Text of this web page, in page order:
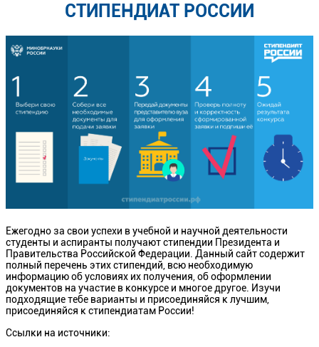
СТИПЕНДИАТ РОССИИ
Ежегодно за свои успехи в учебной и научной деятельности
студенты и аспиранты получают стипендии Президента и
Правительства Российской Федерации. Данный сайт содержит
полный перечень этих стипендий, всю необходимую
информацию об условиях их получения, об оформлении
документов на участие в конкурсе и многое другое. Изучи
подходящие тебе варианты и присоединяйся к лучшим,
присоединяйся к стипендиатам России!
Ссылки на источники: